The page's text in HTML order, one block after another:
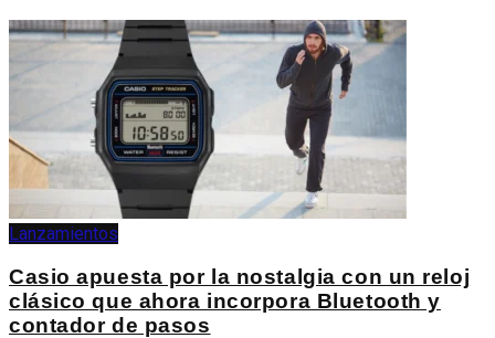
Lanzamientos
Casio apuesta por la nostalgia con un reloj
clásico que ahora incorpora Bluetooth y
contador de pasos